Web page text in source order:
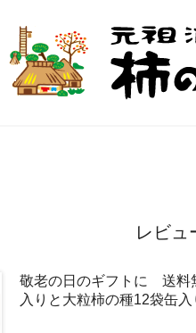
レビュ
敬老の日のギフトに 送
入りと大粒柿の種12袋缶